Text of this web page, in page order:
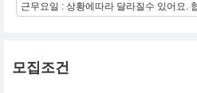
근무요일 : 상황에따라 달라질수 있어요.
모집조건